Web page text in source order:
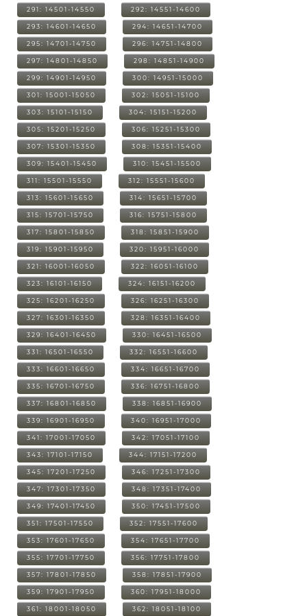
291: 14501-14550 292: 14551-14600
293: 14601-14650 294: 14651-14700
295: 14701-14750 296: 14751-14800
297: 14801-14850 298: 14851-14900
299: 14901-14950 300: 14951-15000
301: 15001-15050 302: 15051-15100
303: 15101-15150 304: 15151-15200
305: 15201-15250 306: 15251-15300
307: 15301-15350 308: 15351-15400
309: 15401-15450 310: 15451-15500
311: 15501-15550 312: 15551-15600
313: 15601-15650 314: 15651-15700
315: 15701-15750 316: 15751-15800
317: 15801-15850 318: 15851-15900
319: 15901-15950 320: 15951-16000
321: 16001-16050 322: 16051-16100
323: 16101-16150 324: 16151-16200
325: 16201-16250 326: 16251-16300
327: 16301-16350 328: 16351-16400
329: 16401-16450 330: 16451-16500
331: 16501-16550 332: 16551-16600
333: 16601-16650 334: 16651-16700
335: 16701-16750 336: 16751-16800
337: 16801-16850 338: 16851-16900
339: 16901-16950 340: 16951-17000
341: 17001-17050 342: 17051-17100
343: 17101-17150 344: 17151-17200
345: 17201-17250 346: 17251-17300
347: 17301-17350 348: 17351-17400
349: 17401-17450 350: 17451-17500
351: 17501-17550 352: 17551-17600
353: 17601-17650 354: 17651-17700
355: 17701-17750 356: 17751-17800
357: 17801-17850 358: 17851-17900
359: 17901-17950 360: 17951-18000
361: 18001-18050 362: 18051-18100